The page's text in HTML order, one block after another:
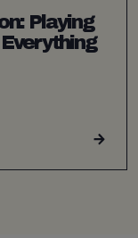
Playing